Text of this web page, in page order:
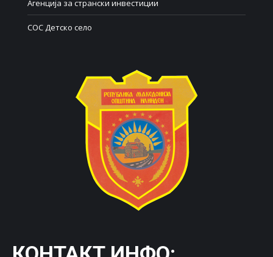
Агенција за странски инвестиции
СОС Детско село